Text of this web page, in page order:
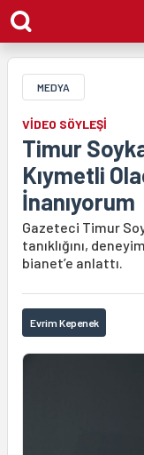
MEDYA
VİDEO SÖYLEŞİ
Timur
Kıymetli
İnanıyorum
Gazeteci Timur
tanıklığını,
bianet’e anlattı.
Evrim Kepenek